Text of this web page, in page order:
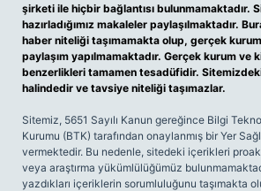
şirketi ile hiçbir bağlantısı bulunmamaktadır.
hazırladığımız makaleler paylaşılmaktadır.
haber niteliği taşımamakta olup, gerçek
paylaşım yapılmamaktadır. Gerçek kurum ve
benzerlikleri tamamen tesadüfidir.
halindedir ve tavsiye niteliği taşımazlar.
Sitemiz, 5651 Sayılı Kanun gereğince Bilgi
Kurumu (BTK) tarafından onaylanmış bir Yer
vermektedir. Bu nedenle, sitedeki içerikleri
veya araştırma yükümlülüğümüz
yazdıkları içeriklerin sorumluluğunu taşımakta